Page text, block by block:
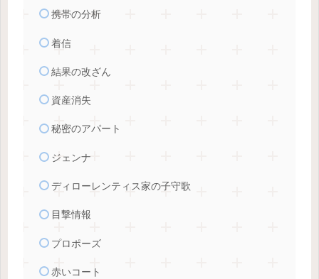
携帯の分析
着信
結果の改ざん
資産消失
秘密のアパート
ジェンナ
ディローレンティス家の子守歌
目撃情報
プロポーズ
赤いコート